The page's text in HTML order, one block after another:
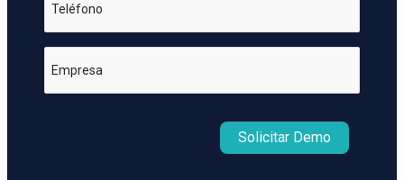
Teléfono
Empresa
Solicitar Demo